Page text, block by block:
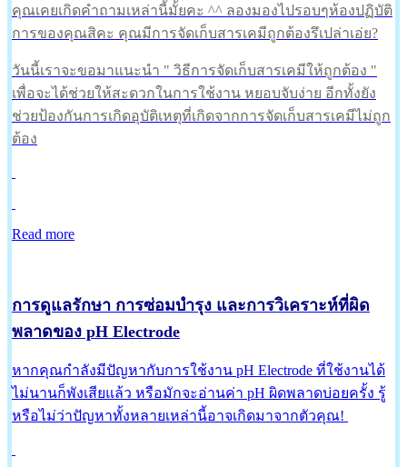
คุณเคยเกิดคำถามเหล่านี้มั้ยคะ ^^ ลองมองไปรอบๆห้องปฏิบัติ
การของคุณสิคะ คุณมีการจัดเก็บสารเคมีถูกต้องรึเปล่าเอ่ย?
วันนี้เราจะขอมาแนะนำ " วิธีการจัดเก็บสารเคมีให้ถูกต้อง "
เพื่อจะได้ช่วยให้สะดวกในการใช้งาน หยอบจับง่าย อีกทั้งยัง
ช่วยป้องกันการเกิดอุบัติเหตุที่เกิดจากการจัดเก็บสารเคมีไม่ถูก
ต้อง
Read more
การดูแลรักษา การซ่อมบำรุง และการวิเคราะห์ที่ผิด
พลาดของ pH Electrode
หากคุณกำลังมีปัญหากับการใช้งาน pH Electrode ที่ใช้งานได้
ไม่นานก็พังเสียแล้ว หรือมักจะอ่านค่า pH ผิดพลาดบ่อยครั้ง รู้
หรือไม่ว่าปัญหาทั้งหลายเหล่านี้อาจเกิดมาจากตัวคุณ!